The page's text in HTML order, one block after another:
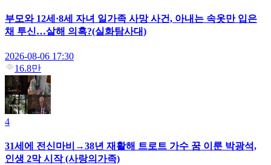
부모와 12세·8세 자녀 일가족 사망 사건, 아내는 속옷만 입은
채 투신…살해 의혹?(실화탐사대)
2026-08-06 17:30
16.8만
4
31세에 전신마비→38년 재활해 트로트 가수 꿈 이룬 박광석,
인생 2막 시작 (사랑의가족)